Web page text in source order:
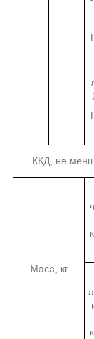
ККД, не
Маса, кг